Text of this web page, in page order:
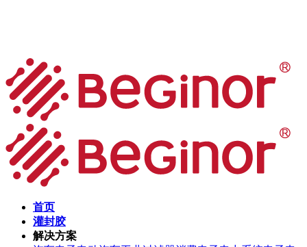
首页
灌封胶
解决方案